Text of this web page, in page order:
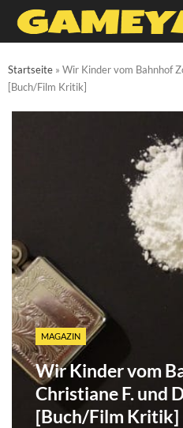
Startseite » Wir Kinder vom Bahnhof
[Buch/Film Kritik]
MAGAZIN
Wir Kinder vom
Christiane F. und
[Buch/Film Kritik]